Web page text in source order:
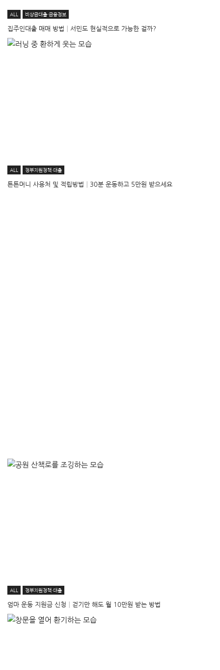
ALL 비상금대출·금융정보
집주인대출 매매 방법│서민도 현실적으로 가능한 걸까?
ALL 정부지원정책·대출
튼튼머니 사용처 및 적립방법│30분 운동하고 5만원 받으세요
ALL 정부지원정책·대출
엄마 운동 지원금 신청│걷기만 해도 월 10만원 받는 방법